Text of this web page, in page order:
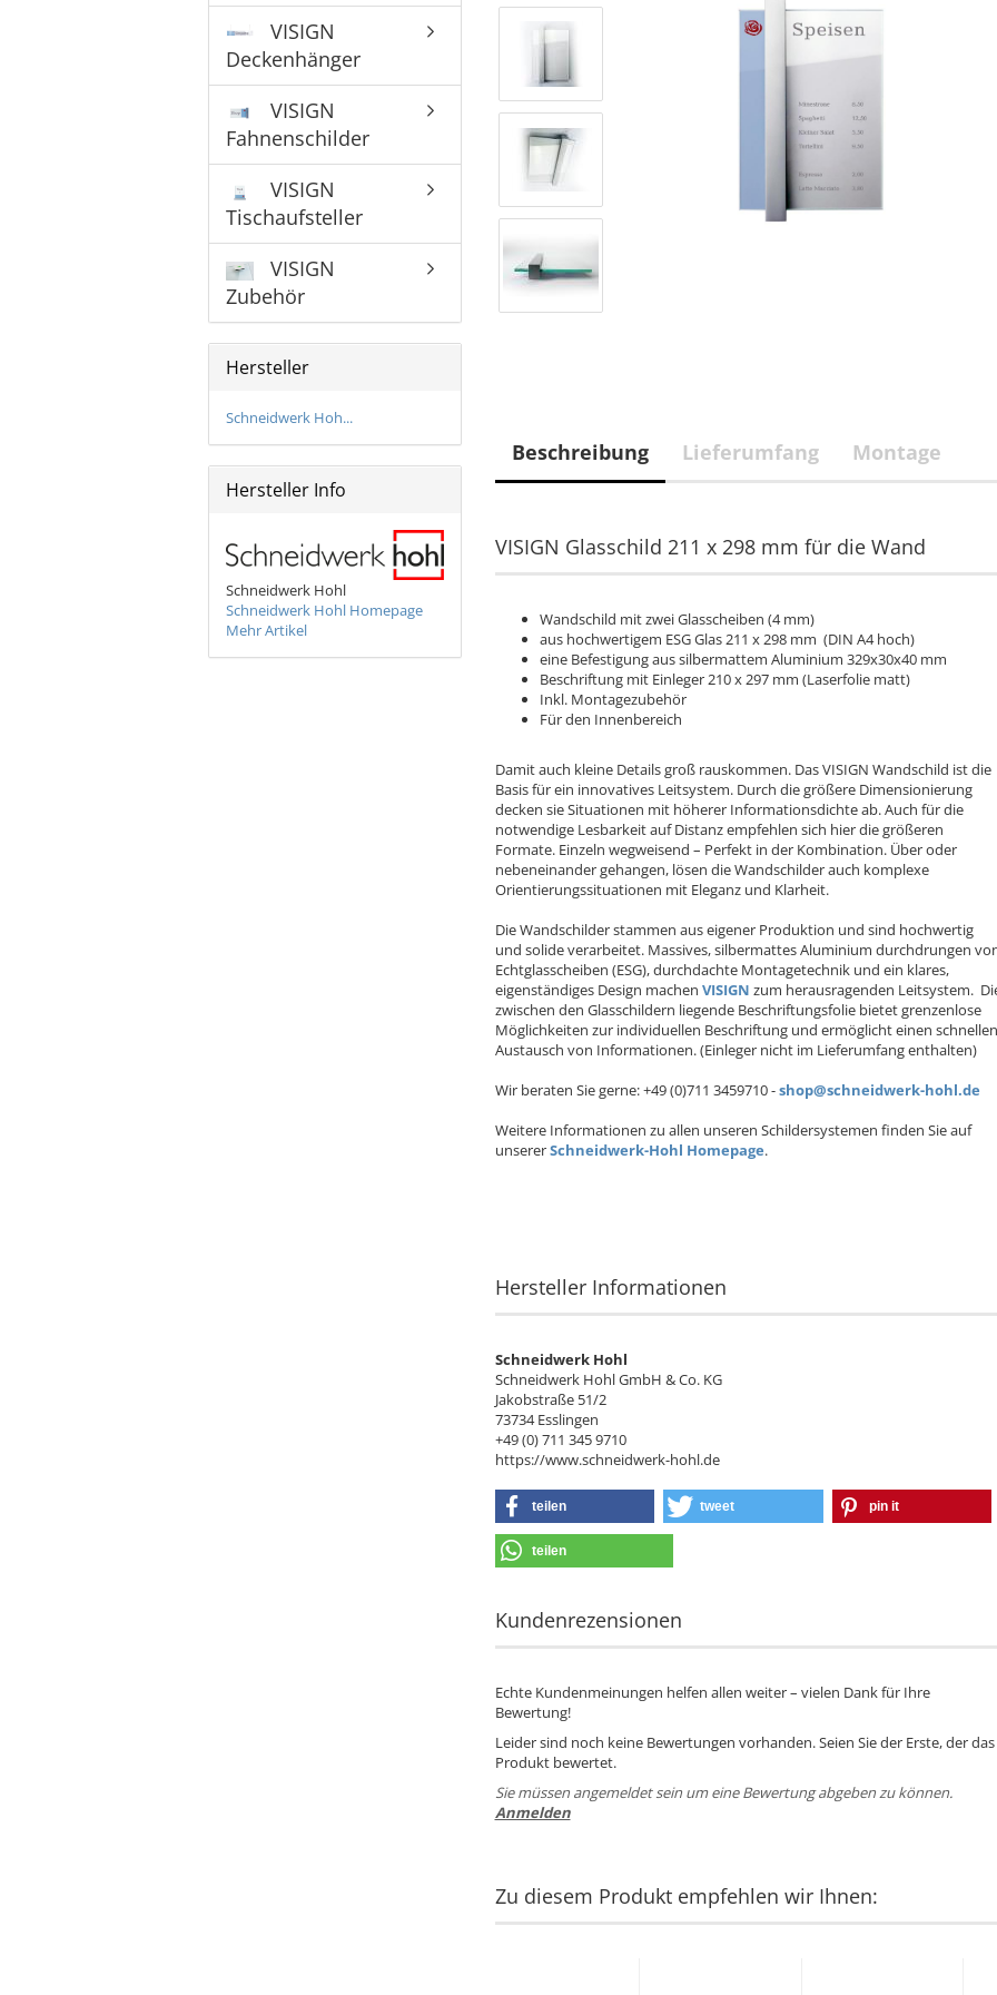
Bronzeschilder
Beschreibung Lieferumfang Montage
VISIGN Glasschild 211 x 298 mm für die Wand
Wandschild mit zwei Glasscheiben (4 mm)
aus hochwertigem ESG Glas 211 x 298 mm (DIN A4 hoch)
eine Befestigung aus silbermattem Aluminium 329x30x40 mm
Beschriftung mit Einleger 210 x 297 mm (Laserfolie matt)
Inkl. Montagezubehör
Für den Innenbereich
Damit auch kleine Details groß rauskommen. Das VISIGN Wandschild ist die
Basis für ein innovatives Leitsystem. Durch die größere Dimensionierung
decken sie Situationen mit höherer Informationsdichte ab. Auch für die
notwendige Lesbarkeit auf Distanz empfehlen sich hier die größeren
Formate. Einzeln wegweisend – Perfekt in der Kombination. Über oder
nebeneinander gehangen, lösen die Wandschilder auch komplexe
Orientierungssituationen mit Eleganz und Klarheit.
Die Wandschilder stammen aus eigener Produktion und sind hochwertig
und solide verarbeitet. Massives, silbermattes Aluminium durchdrungen
Echtglasscheiben (ESG), durchdachte Montagetechnik und ein klares,
eigenständiges Design machen VISIGN zum herausragenden Leitsystem.
zwischen den Glasschildern liegende Beschriftungsfolie bietet grenzenlose
Möglichkeiten zur individuellen Beschriftung und ermöglicht einen schnellen
Austausch von Informationen. (Einleger nicht im Lieferumfang enthalten)
Wir beraten Sie gerne: +49 (0)711 3459710 -shop@schneidwerk-hohl.de
Weitere Informationen zu allen unseren Schildersystemen finden Sie auf
unsererSchneidwerk-Hohl Homepage.
Hersteller Informationen
Schneidwerk Hohl
Schneidwerk Hohl GmbH & Co. KG
Jakobstraße 51/2
73734 Esslingen
+49 (0) 711 345 9710
https://www.schneidwerk-hohl.de
teilen tweet pin it
teilen
Kundenrezensionen
Echte Kundenmeinungen helfen allen weiter – vielen Dank für Ihre
Bewertung!
Leider sind noch keine Bewertungen vorhanden. Seien Sie der Erste, der das
Produkt bewertet.
Sie müssen angemeldet sein um eine Bewertung abgeben zu können.
Anmelden
Zu diesem Produkt empfehlen wir Ihnen:
VISIGN
Deckenhänger
VISIGN
Fahnenschilder
VISIGN
Tischaufsteller
VISIGN
Zubehör
Hersteller
Schneidwerk Hoh...
Hersteller Info
Schneidwerk Hohl
Schneidwerk Hohl Homepage
Mehr Artikel